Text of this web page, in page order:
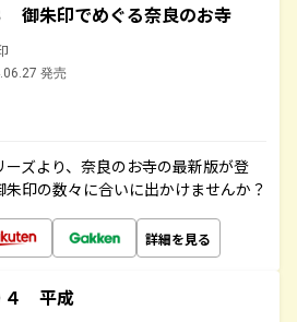
御朱印でめぐる奈良のお寺
発売
ズより、奈良のお寺の最新版が登
印の数々に合いに出かけませんか？
詳細を見る
４ 平成